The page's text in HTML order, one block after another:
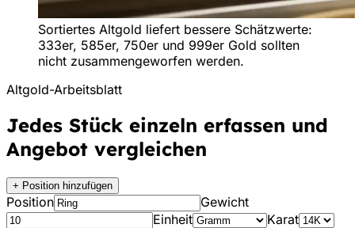
Sortiertes Altgold liefert bessere Schätzwerte:
333er, 585er, 750er und 999er Gold sollten
nicht zusammengeworfen werden.
Altgold-Arbeitsblatt
Jedes Stück einzeln erfassen und
Angebot vergleichen
+ Position hinzufügen
Position
Gewicht
Einheit
Karat